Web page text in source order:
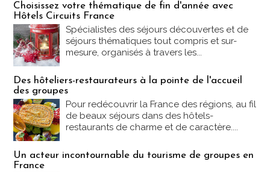
Choisissez votre thématique de fin d'année avec
Hôtels Circuits France
Spécialistes des séjours découvertes et de
séjours thématiques tout compris et sur-
mesure, organisés à travers les...
Des hôteliers-restaurateurs à la pointe de l'accueil
des groupes
Pour redécouvrir la France des régions, au fil
de beaux séjours dans des hôtels-
restaurants de charme et de caractère....
Un acteur incontournable du tourisme de groupes en
France